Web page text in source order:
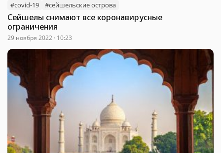
#covid-19 #сейшельские острова
Сейшелы снимают все коронавирусные
ограничения
29 ноября 2022 · 10:23